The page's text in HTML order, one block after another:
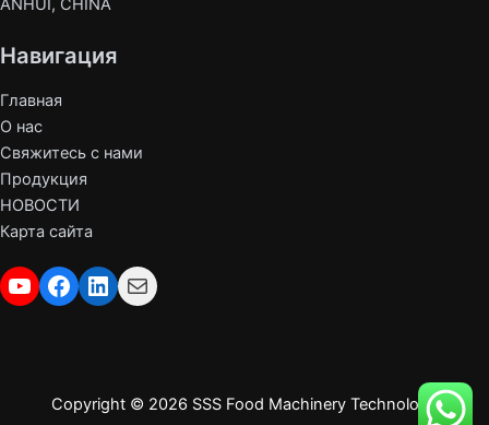
ANHUI, CHINA
Навигация
Главная
О нас
Свяжитесь с нами
Продукция
НОВОСТИ
Карта сайта
YouTube
Facebook
LinkedIn
Почта
Copyright © 2026 SSS Food Machinery Technology